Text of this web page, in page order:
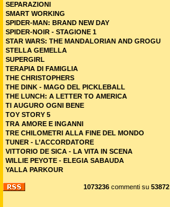
SEPARAZIONI
SMART WORKING
SPIDER-MAN: BRAND NEW DAY
SPIDER-NOIR - STAGIONE 1
STAR WARS: THE MANDALORIAN AND GROGU
STELLA GEMELLA
SUPERGIRL
TERAPIA DI FAMIGLIA
THE CHRISTOPHERS
THE DINK - MAGO DEL PICKLEBALL
THE LUNCH: A LETTER TO AMERICA
TI AUGURO OGNI BENE
TOY STORY 5
TRA AMORE E INGANNI
TRE CHILOMETRI ALLA FINE DEL MONDO
TUNER - L’ACCORDATORE
VITTORIO DE SICA - LA VITA IN SCENA
WILLIE PEYOTE - ELEGIA SABAUDA
YALLA PARKOUR
1073236 commenti su 53872